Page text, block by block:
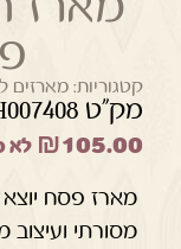
קטגוריות: מארזים
מק"ט ZH007408
₪105.00 לא
מארז פסח יוצא
מסורתי